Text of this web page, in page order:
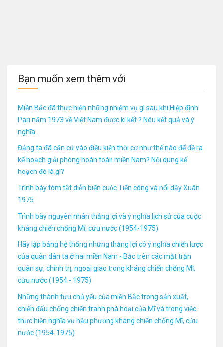
Bạn muốn xem thêm với
Miền Bắc đã thực hiện những nhiệm vụ gì sau khi Hiệp định
Pari năm 1973 về Việt Nam được kí kết ? Nêu kết quả và ý
nghĩa.
Đảng ta đã căn cứ vào điều kiện thời cơ như thế nào để đề ra
kế hoạch giải phóng hoàn toàn miền Nam? Nội dung kế
hoạch đó là gì?
Trình bày tóm tắt diễn biến cuộc Tiến công và nổi dậy Xuân
1975
Trình bày nguyên nhân thắng lợi và ý nghĩa lịch sử của cuộc
kháng chiến chống Mĩ, cứu nước (1954-1975)
Hãy lập bảng hệ thống những thắng lợi có ý nghĩa chiến lược
của quân dân ta ở hai miền Nam - Bắc trên các mặt trận
quân sự, chính trị, ngoại giao trong kháng chiến chống Mĩ,
cứu nước (1954 - 1975)
Những thành tựu chủ yếu của miền Bắc trong sản xuất,
chiến đấu chống chiến tranh phá hoại của Mĩ và trong việc
thực hiện nghĩa vụ hậu phương kháng chiến chống Mĩ, cứu
nước (1954-1975)